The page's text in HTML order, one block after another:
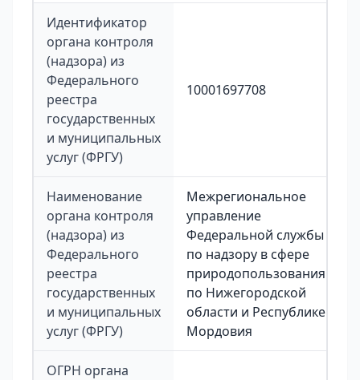
Идентификатор
органа контроля
(надзора) из
Федерального
реестра
государственных
и муниципальных
услуг (ФРГУ)
10001697708
Наименование
органа контроля
(надзора) из
Федерального
реестра
государственных
и муниципальных
услуг (ФРГУ)
Межрегиональное
управление
Федеральной службы
по надзору в сфере
природопользования
по Нижегородской
области и Республике
Мордовия
ОГРН органа